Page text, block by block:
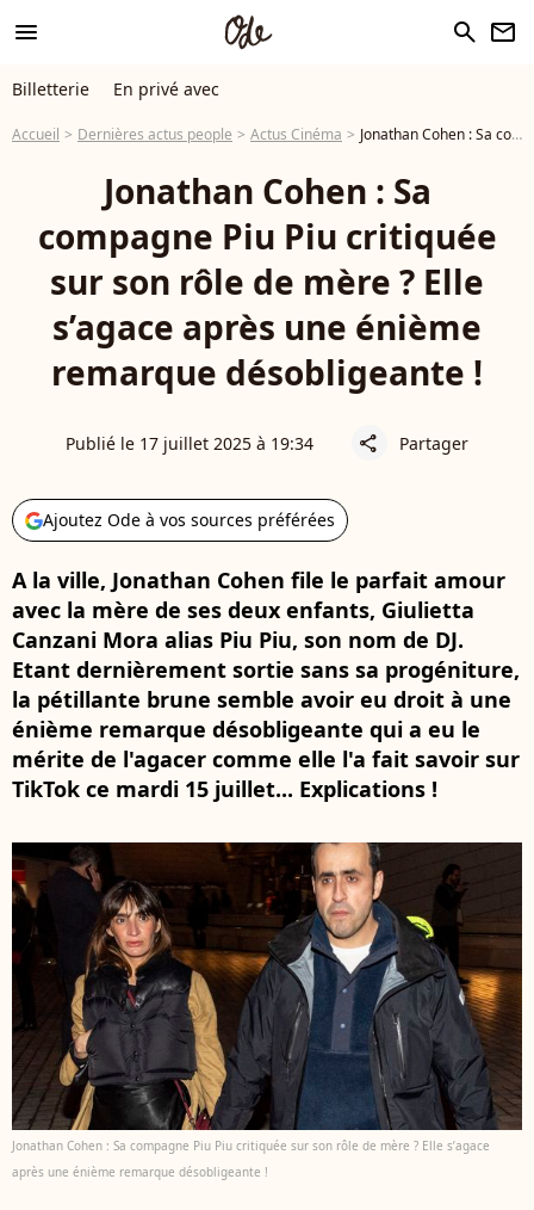
menu search newsletter
Billetterie En privé avec
Accueil Dernières actus people Actus Cinéma Jonathan Cohen : Sa compagne Piu Piu critiquée sur son rôle de mère ? Elle s’agace après une énième remarque désobligeante !
Jonathan Cohen : Sa
compagne Piu Piu critiquée
sur son rôle de mère ? Elle
s’agace après une énième
remarque désobligeante !
Publié le 17 juillet 2025 à 19:34 share Partager
Ajoutez Ode à vos sources préférées
A la ville, Jonathan Cohen file le parfait amour
avec la mère de ses deux enfants, Giulietta
Canzani Mora alias Piu Piu, son nom de DJ.
Etant dernièrement sortie sans sa progéniture,
la pétillante brune semble avoir eu droit à une
énième remarque désobligeante qui a eu le
mérite de l'agacer comme elle l'a fait savoir sur
TikTok ce mardi 15 juillet... Explications !
Jonathan Cohen : Sa compagne Piu Piu critiquée sur son rôle de mère ? Elle s’agace
après une énième remarque désobligeante !